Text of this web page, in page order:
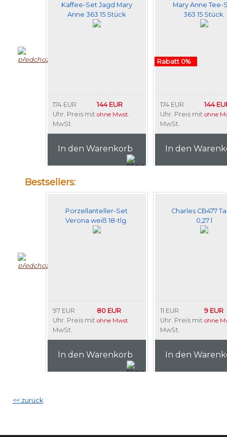
Kaffee-Set Jagd Mary
Anne 363 15 Stück
174 EUR
Uhr. Preis mit
MwSt.
144 EUR
ohne Mwst.
In den Warenkorb
Mary Anne Tee-
363 15 Stück.
Rabatt 0%
174 EUR
Uhr. Preis mit
MwSt.
144
ohne
In den
Bestsellers:
Porzellanteller-Set
Verona weiß 18-tlg.
97 EUR
Uhr. Preis mit
MwSt.
80 EUR
ohne Mwst.
In den Warenkorb
Charles CB477
0,27 l
11 EUR
Uhr. Preis mit
MwSt.
9 EUR
ohne
In den
<< zurück